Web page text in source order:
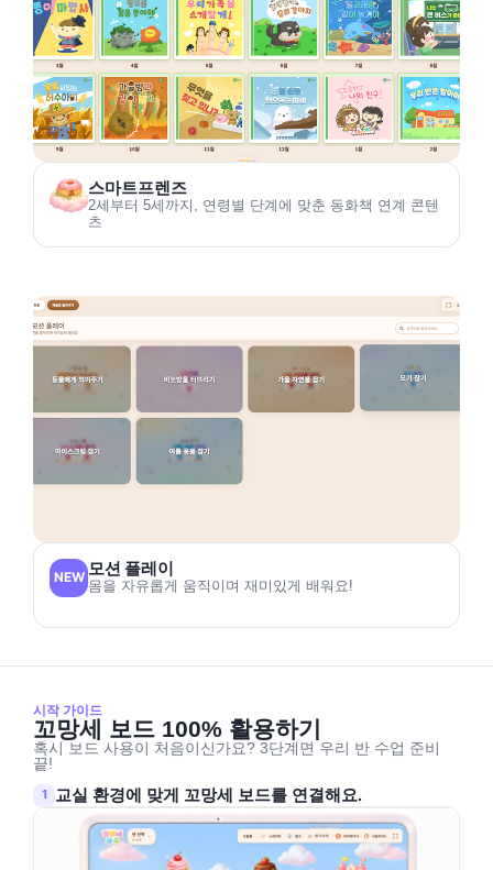
스마트프렌즈
2세부터 5세까지, 연령별 단계에 맞춘 동화책 연계 콘텐
츠
NEW 모션 플레이
몸을 자유롭게 움직이며 재미있게 배워요!
시작 가이드
꼬망세 보드 100% 활용하기
혹시 보드 사용이 처음이신가요? 3단계면 우리 반 수업 준비
끝!
1 교실 환경에 맞게 꼬망세 보드를 연결해요.